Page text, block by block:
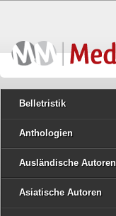
Belletristik
Anthologien
Ausländische Autoren
Asiatische Autoren